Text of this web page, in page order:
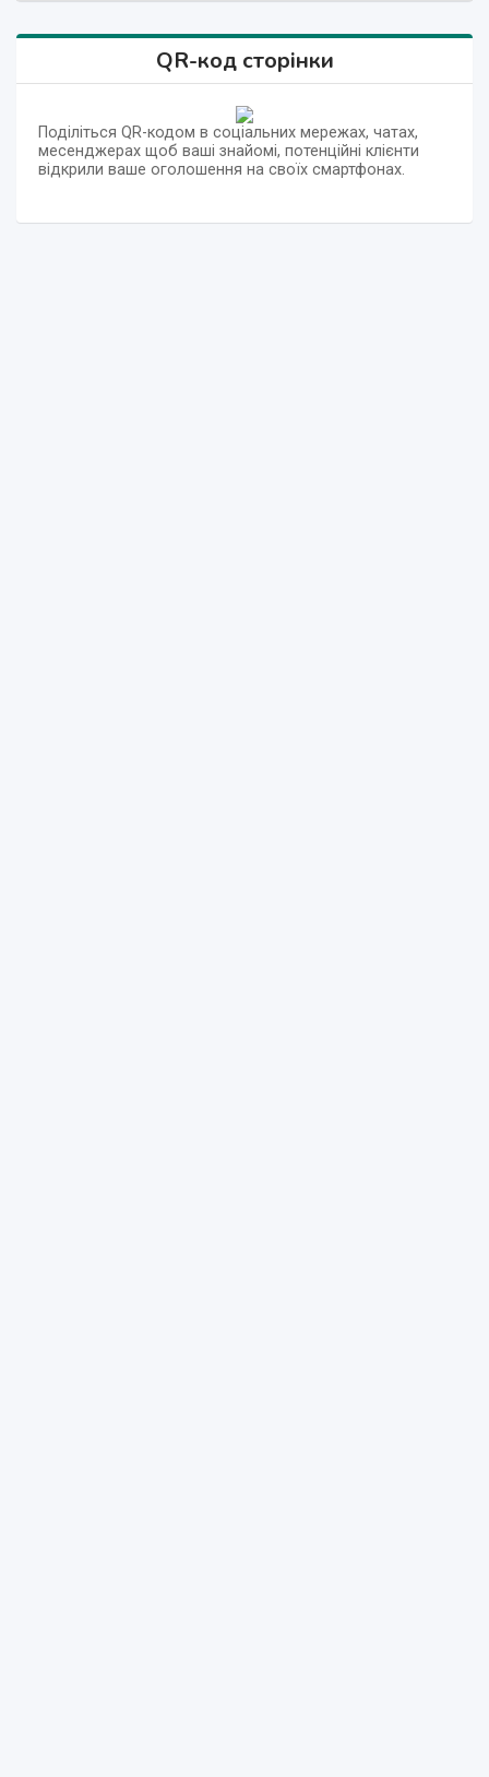
QR-код сторінки
Поділіться QR-кодом в соціальних мережах, чатах,
месенджерах щоб ваші знайомі, потенційні клієнти
відкрили ваше оголошення на своїх смартфонах.